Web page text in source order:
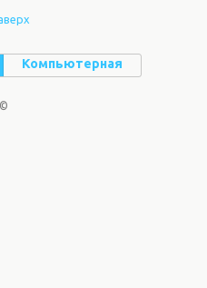
Компьютерная
©